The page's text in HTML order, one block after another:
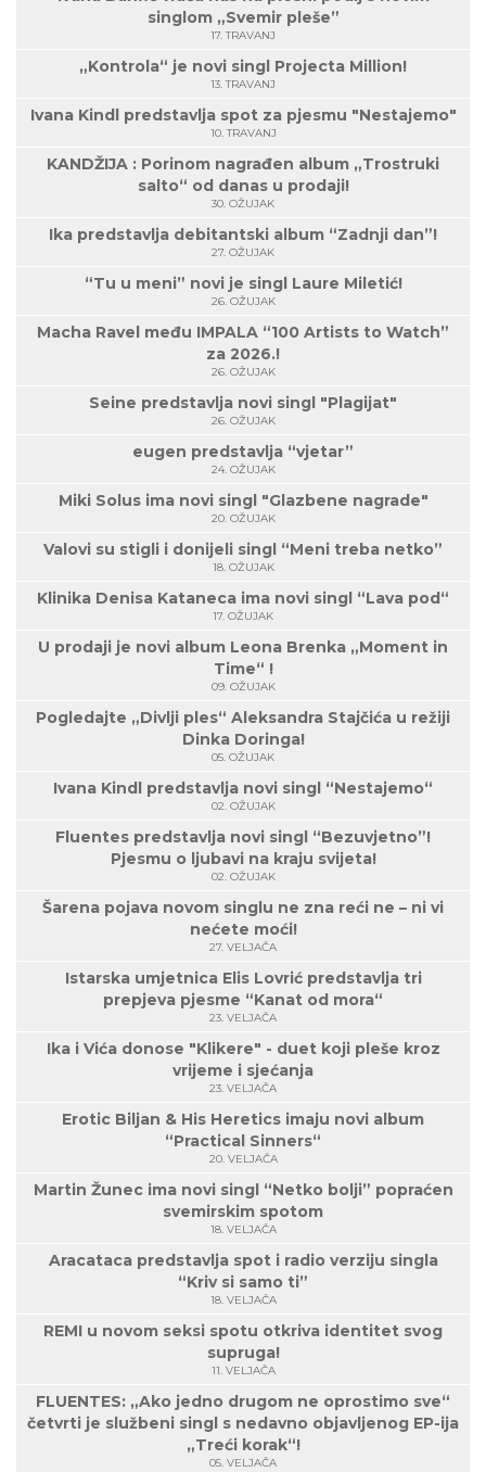
singlom „Svemir pleše”
17. TRAVANJ
„Kontrola“ je novi singl Projecta Million!
13. TRAVANJ
Ivana Kindl predstavlja spot za pjesmu "Nestajemo"
10. TRAVANJ
KANDŽIJA : Porinom nagrađen album „Trostruki
salto“ od danas u prodaji!
30. OŽUJAK
Ika predstavlja debitantski album “Zadnji dan”!
27. OŽUJAK
“Tu u meni” novi je singl Laure Miletić!
26. OŽUJAK
Macha Ravel među IMPALA “100 Artists to Watch”
za 2026.!
26. OŽUJAK
Seine predstavlja novi singl "Plagijat"
26. OŽUJAK
eugen predstavlja “vjetar”
24. OŽUJAK
Miki Solus ima novi singl "Glazbene nagrade"
20. OŽUJAK
Valovi su stigli i donijeli singl “Meni treba netko”
18. OŽUJAK
Klinika Denisa Kataneca ima novi singl “Lava pod“
17. OŽUJAK
U prodaji je novi album Leona Brenka „Moment in
Time“ !
09. OŽUJAK
Pogledajte „Divlji ples“ Aleksandra Stajčića u režiji
Dinka Doringa!
05. OŽUJAK
Ivana Kindl predstavlja novi singl “Nestajemo“
02. OŽUJAK
Fluentes predstavlja novi singl “Bezuvjetno”!
Pjesmu o ljubavi na kraju svijeta!
02. OŽUJAK
Šarena pojava novom singlu ne zna reći ne – ni vi
nećete moći!
27. VELJAČA
Istarska umjetnica Elis Lovrić predstavlja tri
prepjeva pjesme “Kanat od mora“
23. VELJAČA
Ika i Vića donose "Klikere" - duet koji pleše kroz
vrijeme i sjećanja
23. VELJAČA
Erotic Biljan & His Heretics imaju novi album
“Practical Sinners“
20. VELJAČA
Martin Žunec ima novi singl “Netko bolji” popraćen
svemirskim spotom
18. VELJAČA
Aracataca predstavlja spot i radio verziju singla
“Kriv si samo ti”
18. VELJAČA
REMI u novom seksi spotu otkriva identitet svog
supruga!
11. VELJAČA
FLUENTES: „Ako jedno drugom ne oprostimo sve“
četvrti je službeni singl s nedavno objavljenog EP-ija
„Treći korak“!
05. VELJAČA